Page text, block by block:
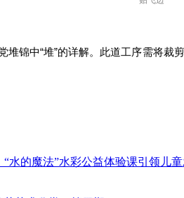
堆锦中“堆”的详解。此道工序需将
水的魔法”水彩公益体验课引领儿